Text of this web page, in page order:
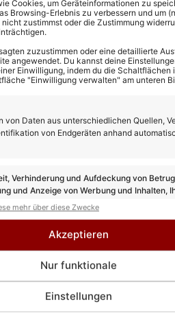
Cookies, um Geräteinformationen zu
Browsing-Erlebnis zu verbessern und um
zustimmst oder die Zustimmung
zuzustimmen oder eine detaillierte
angewendet. Du kannst deine
Einwilligung, indem du die
"Einwilligung verwalten" am unteren
von Daten aus unterschiedlichen Quellen,
von Endgeräten anhand
Verhinderung und Aufdeckung von
und Anzeige von Werbung und Inhalten,
speichern und übermitteln.
mehr über diese Zwecke
Akzeptieren
Nur funktionale
Einstellungen
und bringt als
seine ganze Erfahrung und
hinein. Kein anderer kann
& ALLE ARTIKEL VON